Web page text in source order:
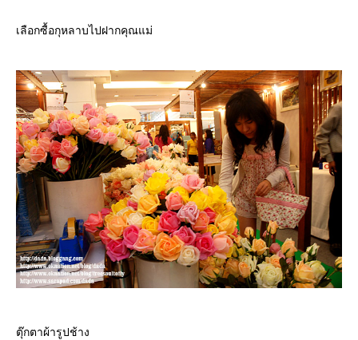
เลือกซื้อกุหลาบไปฝากคุณแม่
ตุ๊กตาผ้ารูปช้าง